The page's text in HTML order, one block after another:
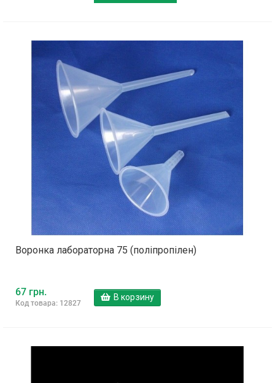
Воронка лабораторна 75 (поліпропілен)
67 грн.
Код товара: 12827
В корзину